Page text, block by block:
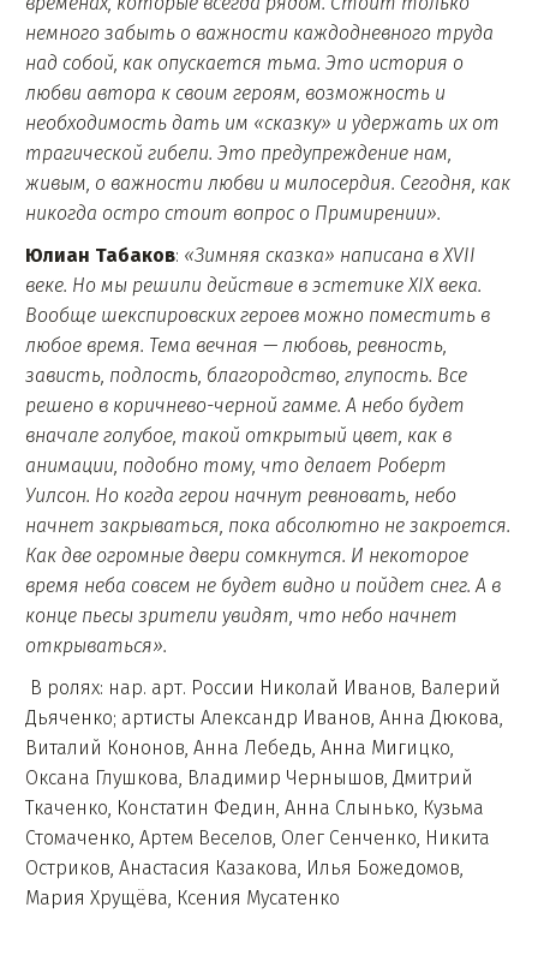
немного забыть о важности каждодневного труда
над собой, как опускается тьма. Это история о
любви автора к своим героям, возможность и
необходимость дать им «сказку» и удержать их от
трагической гибели. Это предупреждение нам,
живым, о важности любви и милосердия. Сегодня, как
никогда остро стоит вопрос о Примирении».
Юлиан Табаков: «Зимняя сказка» написана в XVII
веке. Но мы решили действие в эстетике XIX века.
Вообще шекспировских героев можно поместить в
любое время. Тема вечная — любовь, ревность,
зависть, подлость, благородство, глупость. Все
решено в коричнево-черной гамме. А небо будет
вначале голубое, такой открытый цвет, как в
анимации, подобно тому, что делает Роберт
Уилсон. Но когда герои начнут ревновать, небо
начнет закрываться, пока абсолютно не закроется.
Как две огромные двери сомкнутся. И некоторое
время неба совсем не будет видно и пойдет снег. А в
конце пьесы зрители увидят, что небо начнет
открываться».
В ролях: нар. арт. России Николай Иванов, Валерий
Дьяченко; артисты Александр Иванов, Анна Дюкова,
Виталий Кононов, Анна Лебедь, Анна Мигицко,
Оксана Глушкова, Владимир Чернышов, Дмитрий
Ткаченко, Констатин Федин, Анна Слынько, Кузьма
Стомаченко, Артем Веселов, Олег Сенченко, Никита
Остриков, Анастасия Казакова, Илья Божедомов,
Мария Хрущёва, Ксения Мусатенко